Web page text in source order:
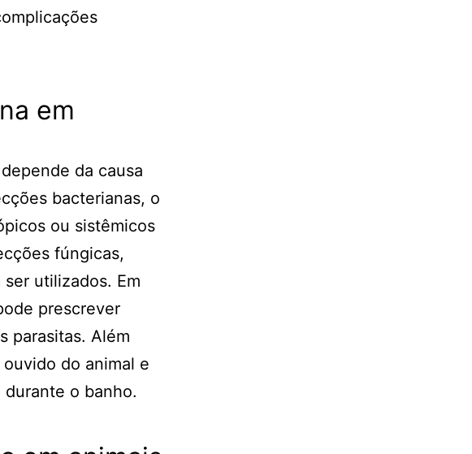
em
da causa
bacterianas, o
ou sistêmicos
fúngicas,
utilizados. Em
prescrever
parasitas. Além
do animal e
o banho.